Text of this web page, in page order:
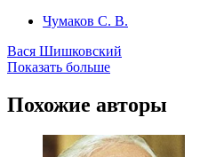
Чумаков С. В.
Вася Шишковский
Показать больше
Похожие авторы